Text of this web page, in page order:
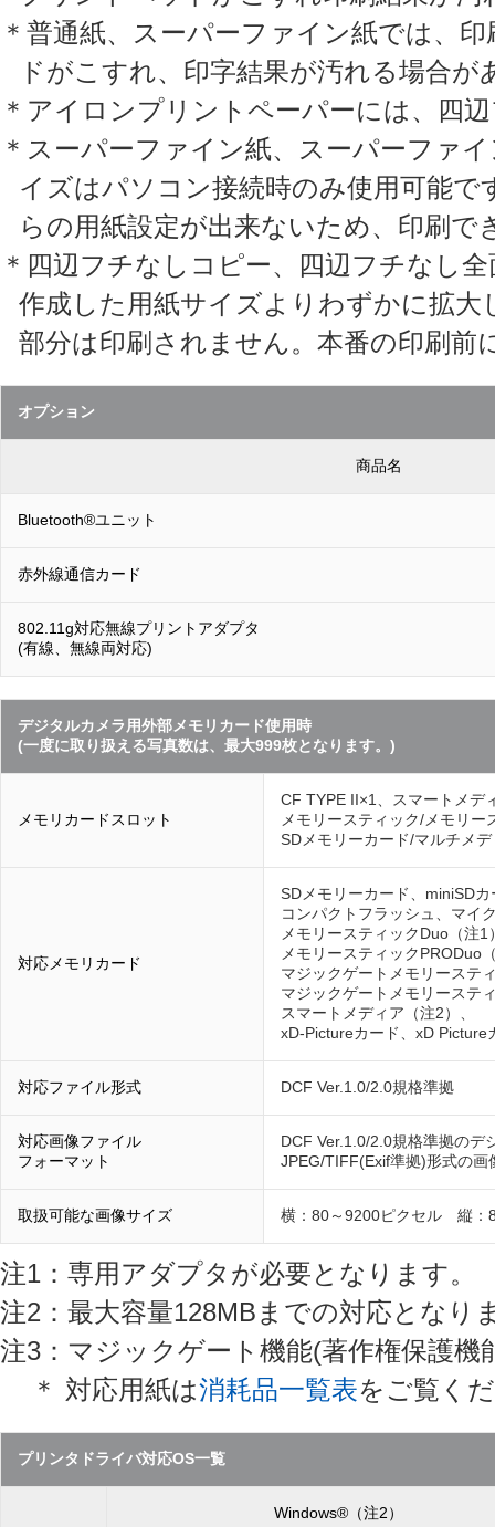
＊普通紙、スーパーファイン紙では、
ドがこすれ、印字結果が汚れる場合が
＊アイロンプリントペーパーには、四
＊スーパーファイン紙、スーパーファ
イズはパソコン接続時のみ使用可能
らの用紙設定が出来ないため、印刷で
＊四辺フチなしコピー、四辺フチなし
作成した用紙サイズよりわずかに拡
部分は印刷されません。本番の印刷
オプション
商品名
Bluetooth®ユニット
赤外線通信カード
802.11g対応無線プリントアダプタ
(有線、無線両対応)
デジタルカメラ用外部メモリカード使用時
(一度に取り扱える写真数は、最大999枚となります。)
メモリカードスロット
CF TYPE II×1、スマートメデ
メモリースティック/メモリー
SDメモリーカード/マルチメ
対応メモリカード
SDメモリーカード、miniSD
コンパクトフラッシュ、マイ
メモリースティックDuo（注
メモリースティックPRODuo
マジックゲートメモリーステ
マジックゲートメモリーステ
スマートメディア（注2）、
xD-Pictureカード、xD Picture
対応ファイル形式 DCF Ver.1.0/2.0規格準拠
対応画像ファイル
フォーマット
DCF Ver.1.0/2.0規格準拠のデ
JPEG/TIFF(Exif準拠)形式の画
取扱可能な画像サイズ 横：80～9200ピクセル 縦：
注1：専用アダプタが必要となります。
注2：最大容量128MBまでの対応となり
注3：マジックゲート機能(著作権保護
＊ 対応用紙は消耗品一覧表をご覧く
プリンタドライバ対応OS一覧
Windows®（注2）